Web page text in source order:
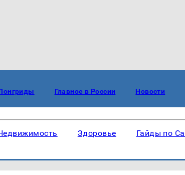
Главное в России Новости
Здоровье Гайды по